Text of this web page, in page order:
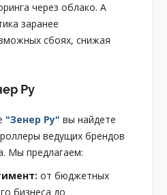
через облако. А
заранее
сбоях, снижая
Ру
"Зенер Ру" вы найдете
ведущих брендов
Мы предлагаем:
от бюджетных
бизнеса до